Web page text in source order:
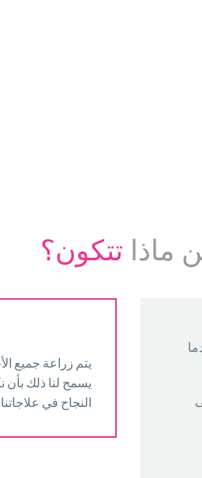
ماذا تتكون؟
يتم زراعة جميع
يسمح لنا ذلك بأن
النجاح في علاجاتنا.